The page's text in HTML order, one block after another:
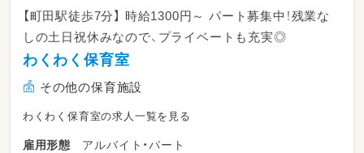
境ですので、最初からすべてをお任せすること
はありません。少しずつ園の雰囲気に慣れてい
ってくださいね◎
【町田駅徒歩7分】 時給1300円～ パート募集中！残業な
しの土日祝休みなので、プライベートも充実◎
わくわく保育室
その他の保育施設
わくわく保育室の求人一覧を見る
雇用形態
アルバイト・パート